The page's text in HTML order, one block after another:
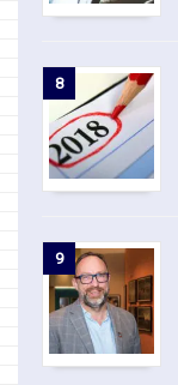
8
9